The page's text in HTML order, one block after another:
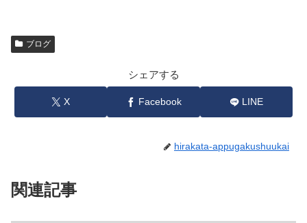
ブログ
シェアする
X Facebook LINE
hirakata-appugakushuukai
関連記事